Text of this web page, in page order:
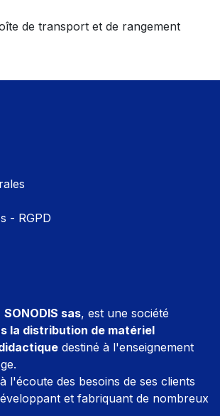
de transport et de rangement
- RGPD
SONODIS sas, est une société
la distribution de matériel
destiné à l'enseignement
l'écoute des besoins de ses clients
et fabriquant de nombreux